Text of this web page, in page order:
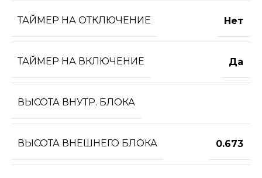
ТАЙМЕР НА ОТКЛЮЧЕНИЕ Нет
ТАЙМЕР НА ВКЛЮЧЕНИЕ Да
ВЫСОТА ВНУТР. БЛОКА
ВЫСОТА ВНЕШНЕГО БЛОКА 0.673